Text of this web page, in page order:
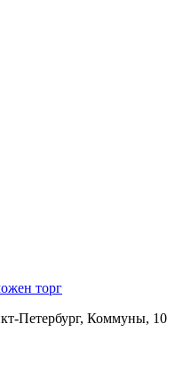
торг
Петербург, Коммуны, 10